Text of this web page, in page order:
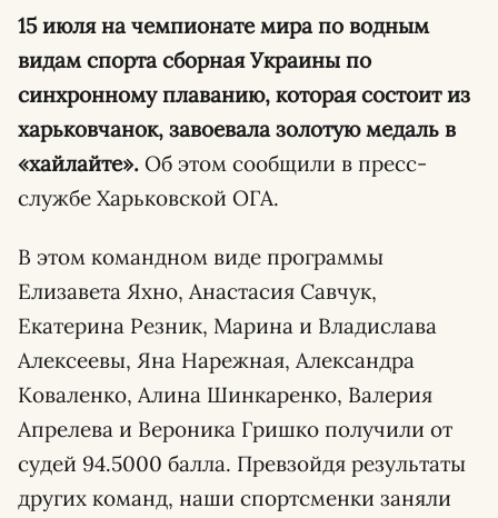
15 июля на чемпионате мира по водным
видам спорта сборная Украины по
синхронному плаванию, которая состоит из
харьковчанок, завоевала золотую медаль в
«хайлайте». Об этом сообщили в пресс-
службе Харьковской ОГА.
В этом командном виде программы
Елизавета Яхно, Анастасия Савчук,
Екатерина Резник, Марина и Владислава
Алексеевы, Яна Нарежная, Александра
Коваленко, Алина Шинкаренко, Валерия
Апрелева и Вероника Гришко получили от
судей 94.5000 балла. Превзойдя результаты
других команд, наши спортсменки заняли